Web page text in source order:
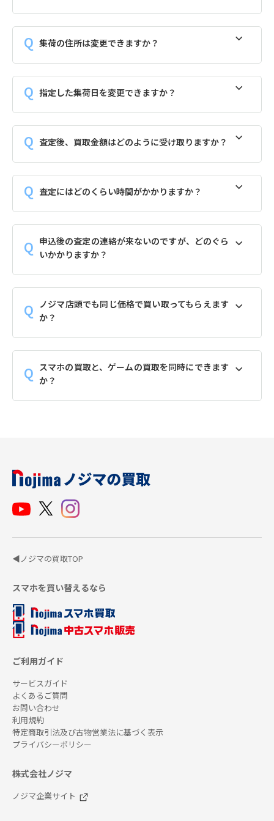
集荷の住所は変更できますか？
指定した集荷日を変更できますか？
査定後、買取金額はどのように受け取りますか？
査定にはどのくらい時間がかかりますか？
申込後の査定の連絡が来ないのですが、どのぐら
いかかりますか？
ノジマ店頭でも同じ価格で買い取ってもらえます
か？
スマホの買取と、ゲームの買取を同時にできます
か？
◀ノジマの買取TOP
スマホを買い替えるなら
ご利用ガイド
サービスガイド
よくあるご質問
お問い合わせ
利用規約
特定商取引法及び古物営業法に基づく表示
プライバシーポリシー
株式会社ノジマ
ノジマ企業サイト